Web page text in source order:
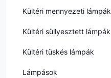
Kültéri mennyezeti lámpák
Kültéri süllyesztett lámpák
Kültéri tüskés lámpák
Lámpások